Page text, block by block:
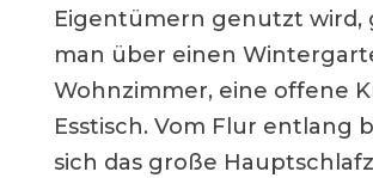
Eigentümern genutzt wird,
man über einen
Wohnzimmer, eine offene
Esstisch. Vom Flur entlang
sich das große